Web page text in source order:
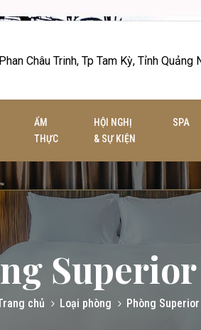
Châu Trinh, Tp Tam Kỳ, Tỉnh Quảng
ẨM
THỰC
HỘI NGHỊ
& SỰ KIỆN
SPA
chủ Loại phòng Phòng